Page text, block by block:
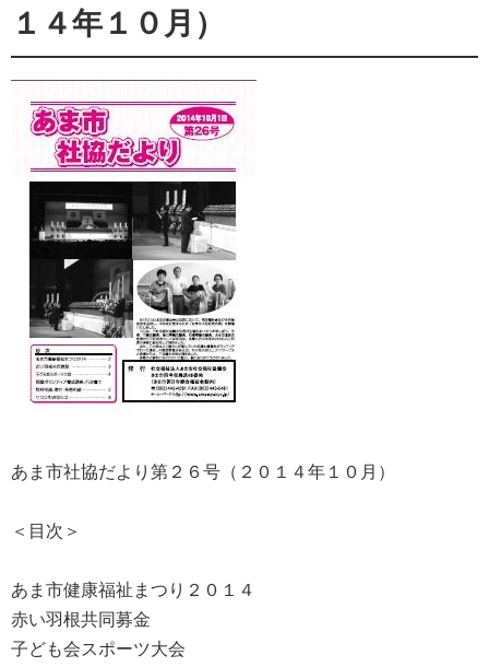
１４年１０月）
あま市社協だより第２６号（２０１４年１０月）
＜目次＞
あま市健康福祉まつり２０１４
赤い羽根共同募金
子ども会スポーツ大会